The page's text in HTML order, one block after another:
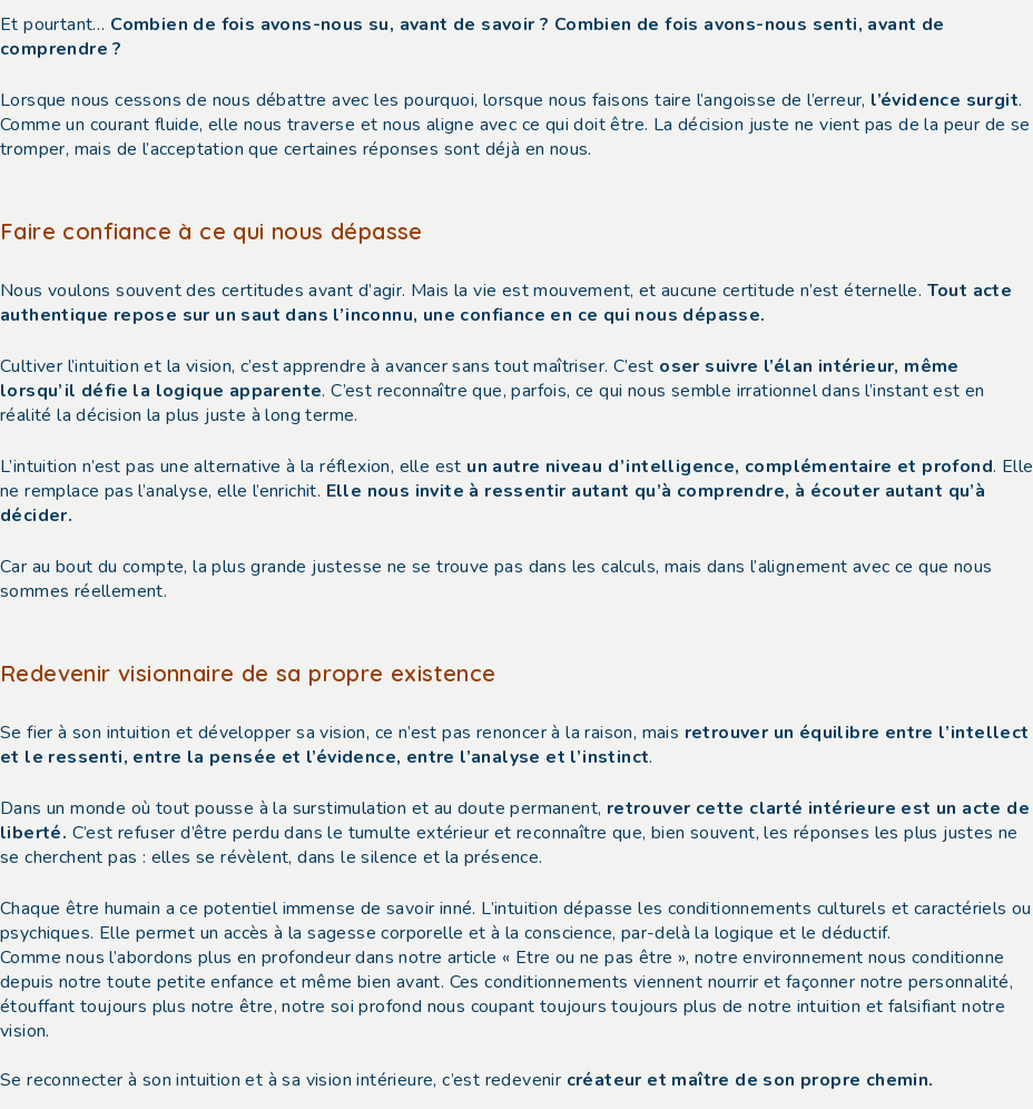
Et pourtant… Combien de fois avons-nous su, avant de savoir ? Combien de fois avons-nous senti, avant de
comprendre ?
Lorsque nous cessons de nous débattre avec les pourquoi, lorsque nous faisons taire l’angoisse de l’erreur, l’évidence surgit.
Comme un courant fluide, elle nous traverse et nous aligne avec ce qui doit être. La décision juste ne vient pas de la peur de se
tromper, mais de l’acceptation que certaines réponses sont déjà en nous.
Faire confiance à ce qui nous dépasse
Nous voulons souvent des certitudes avant d’agir. Mais la vie est mouvement, et aucune certitude n’est éternelle. Tout acte
authentique repose sur un saut dans l’inconnu, une confiance en ce qui nous dépasse.
Cultiver l’intuition et la vision, c’est apprendre à avancer sans tout maîtriser. C’est oser suivre l’élan intérieur, même
lorsqu’il défie la logique apparente. C’est reconnaître que, parfois, ce qui nous semble irrationnel dans l’instant est en
réalité la décision la plus juste à long terme.
L’intuition n’est pas une alternative à la réflexion, elle est un autre niveau d’intelligence, complémentaire et profond. Elle
ne remplace pas l’analyse, elle l’enrichit. Elle nous invite à ressentir autant qu’à comprendre, à écouter autant qu’à
décider.
Car au bout du compte, la plus grande justesse ne se trouve pas dans les calculs, mais dans l’alignement avec ce que nous
sommes réellement.
Redevenir visionnaire de sa propre existence
Se fier à son intuition et développer sa vision, ce n’est pas renoncer à la raison, mais retrouver un équilibre entre l’intellect
et le ressenti, entre la pensée et l’évidence, entre l’analyse et l’instinct.
Dans un monde où tout pousse à la surstimulation et au doute permanent, retrouver cette clarté intérieure est un acte de
liberté. C’est refuser d’être perdu dans le tumulte extérieur et reconnaître que, bien souvent, les réponses les plus justes ne
se cherchent pas : elles se révèlent, dans le silence et la présence.
Chaque être humain a ce potentiel immense de savoir inné. L’intuition dépasse les conditionnements culturels et caractériels ou
psychiques. Elle permet un accès à la sagesse corporelle et à la conscience, par-delà la logique et le déductif.
Comme nous l’abordons plus en profondeur dans notre article « Etre ou ne pas être », notre environnement nous conditionne
depuis notre toute petite enfance et même bien avant. Ces conditionnements viennent nourrir et façonner notre personnalité,
étouffant toujours plus notre être, notre soi profond nous coupant toujours toujours plus de notre intuition et falsifiant notre
vision.
Se reconnecter à son intuition et à sa vision intérieure, c’est redevenir créateur et maître de son propre chemin.